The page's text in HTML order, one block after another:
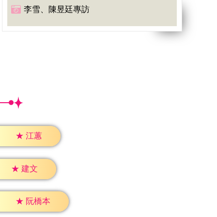
李雪、陳昱廷專訪
★ 江蕙
★ 建文
★ 阮橋本